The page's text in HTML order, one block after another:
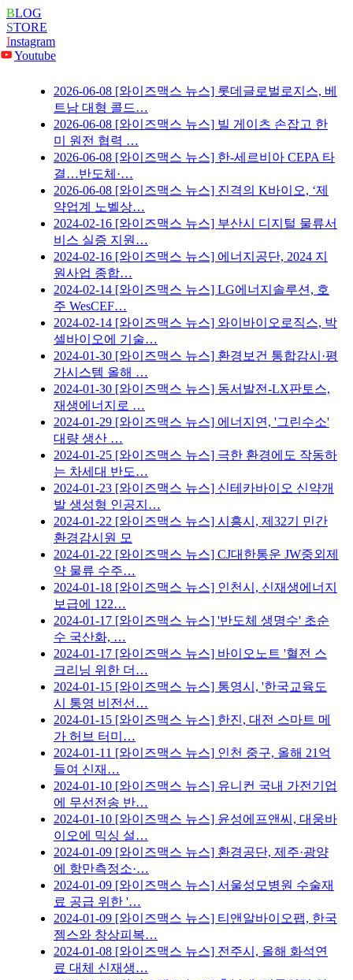
BLOG
STORE
Instagram
Youtube
2026-06-08 [와이즈맥스 뉴스] 롯데글로벌로지스, 베
트남 대형 콜드…
2026-06-08 [와이즈맥스 뉴스] 빌 게이츠 손잡고 한
미 원전 협력 …
2026-06-08 [와이즈맥스 뉴스] 한-세르비아 CEPA 타
결…반도체·…
2026-06-08 [와이즈맥스 뉴스] 진격의 K바이오, ‘제
약업계 노벨상…
2024-02-16 [와이즈맥스 뉴스] 부산시 디지털 물류서
비스 실증 지원…
2024-02-16 [와이즈맥스 뉴스] 에너지공단, 2024 지
원사업 종합…
2024-02-14 [와이즈맥스 뉴스] LG에너지솔루션, 호
주 WesCEF…
2024-02-14 [와이즈맥스 뉴스] 와이바이오로직스, 박
셀바이오에 기술…
2024-01-30 [와이즈맥스 뉴스] 환경보건 통합감시·평
가시스템 올해 …
2024-01-30 [와이즈맥스 뉴스] 동서발전-LX판토스,
재생에너지로 …
2024-01-29 [와이즈맥스 뉴스] 에너지연, '그린수소'
대량 생산 …
2024-01-25 [와이즈맥스 뉴스] 극한 환경에도 작동하
는 차세대 반도…
2024-01-23 [와이즈맥스 뉴스] 신테카바이오 신약개
발 생성형 인공지…
2024-01-22 [와이즈맥스 뉴스] 시흥시, 제32기 민간
환경감시원 모
2024-01-22 [와이즈맥스 뉴스] CJ대한통운 JW중외제
약 물류 수주…
2024-01-18 [와이즈맥스 뉴스] 인천시, 신재생에너지
보급에 122…
2024-01-17 [와이즈맥스 뉴스] '반도체 생명수' 초순
수 국산화, …
2024-01-17 [와이즈맥스 뉴스] 바이오노트 '혈전 스
크리닝 위한 더…
2024-01-15 [와이즈맥스 뉴스] 통영시, '한국교육도
시 통영 비전선…
2024-01-15 [와이즈맥스 뉴스] 한진, 대전 스마트 메
가 허브 터미…
2024-01-11 [와이즈맥스 뉴스] 인천 중구, 올해 21억
들여 신재…
2024-01-10 [와이즈맥스 뉴스] 유니컨 국내 가전기업
에 무선전송 반…
2024-01-10 [와이즈맥스 뉴스] 윤성에프앤씨, 대웅바
이오에 믹싱 설…
2024-01-09 [와이즈맥스 뉴스] 환경공단, 제주·광양
에 항만측정소·…
2024-01-09 [와이즈맥스 뉴스] 서울성모병원 수술재
료 공급 위한 '…
2024-01-09 [와이즈맥스 뉴스] 티앤알바이오팹, 한국
젬스와 창상피복…
2024-01-08 [와이즈맥스 뉴스] 전주시, 올해 화석연
료 대체 신재생…